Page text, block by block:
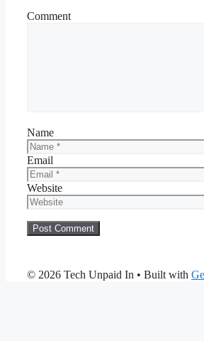
Comment
Name
Email
Website
© 2026 Tech Unpaid In • Built with